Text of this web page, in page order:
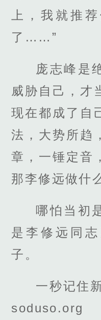
上，我就推
了……”
庞志峰是
威胁自己，才
现在都成了自
法，大势所趋
章，一锤定音
那李修远做什
哪怕当初
是李修远同
子。
一秒记住
soduso.org